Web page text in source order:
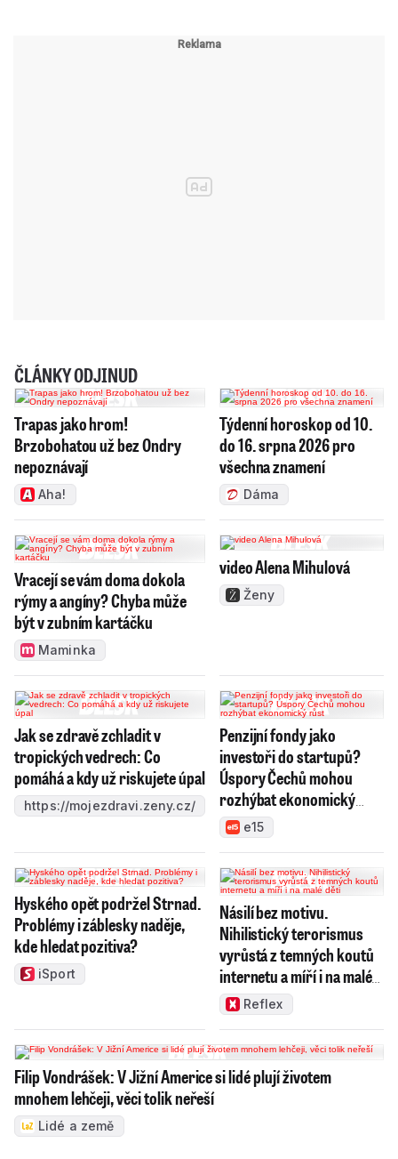
ČLÁNKY ODJINUD
Trapas jako hrom!
Brzobohatou už bez Ondry
nepoznávají
Aha!
Týdenní horoskop od 10.
do 16. srpna 2026 pro
všechna znamení
Dáma
Vracejí se vám doma dokola
rýmy a angíny? Chyba může
být v zubním kartáčku
Maminka
video Alena Mihulová
Ženy
Jak se zdravě zchladit v
tropických vedrech: Co
pomáhá a kdy už riskujete úpal
https://mojezdravi.zeny.cz/
Penzijní fondy jako
investoři do startupů?
Úspory Čechů mohou
rozhýbat ekonomický
růste15
Hyského opět podržel Strnad.
Problémy i záblesky naděje,
kde hledat pozitiva?
iSport
Násilí bez motivu.
Nihilistický terorismus
vyrůstá z temných koutů
internetu a míří i na malé
dětiReflex
Filip Vondrášek: V Jižní Americe si lidé plují životem
mnohem lehčeji, věci tolik neřeší
Lidé a země